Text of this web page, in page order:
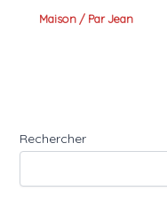
Maison / ParJean
Rechercher